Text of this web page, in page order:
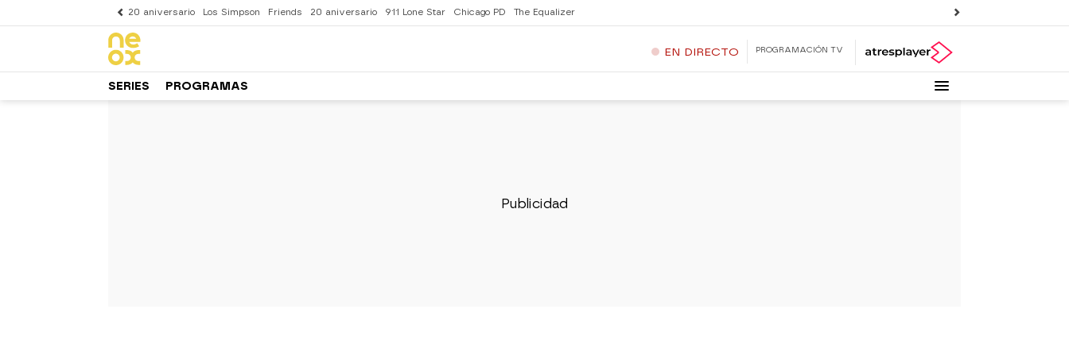
20 aniversario Los Simpson Friends 20 aniversario 911 Lone Star Chicago PD The Equalizer
EN DIRECTO PROGRAMACIÓN TV
SERIES PROGRAMAS